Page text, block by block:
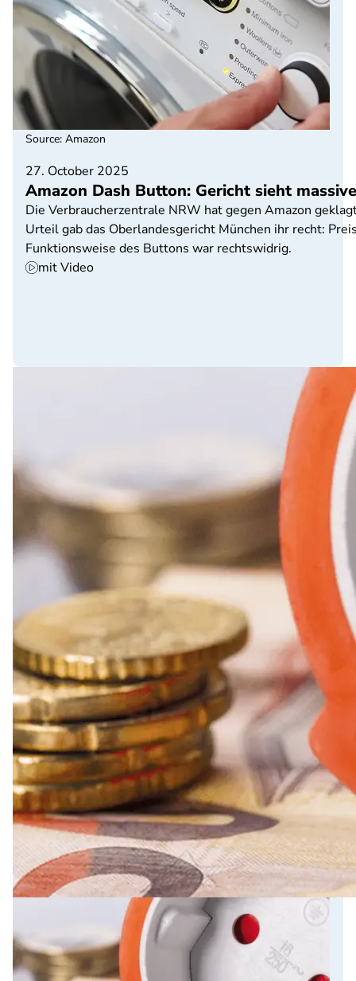
27. October 2025
Amazon Dash Button: Gericht sieht
Die Verbraucherzentrale NRW hat gegen Amazon
Urteil gab das Oberlandesgericht München ihr recht:
Funktionsweise des Buttons war rechtswidrig.
mit Video
Source: Amazon